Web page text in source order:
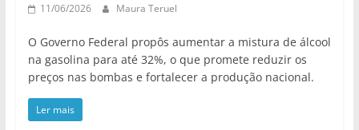
11/06/2026 Maura Teruel
O Governo Federal propôs aumentar a mistura de álcool
na gasolina para até 32%, o que promete reduzir os
preços nas bombas e fortalecer a produção nacional.
Ler mais